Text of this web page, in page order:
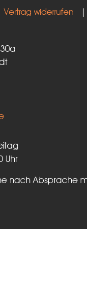
Vertrag widerrufen
Uhr
nach Absprache